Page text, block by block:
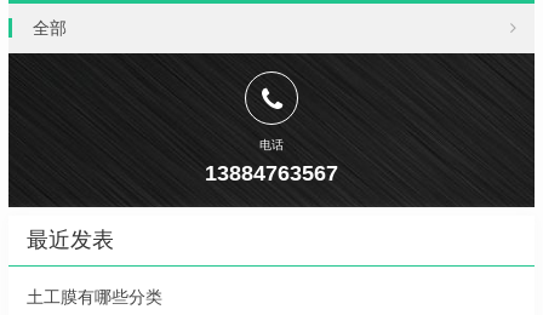
全部
电话
13884763567
最近发表
土工膜有哪些分类